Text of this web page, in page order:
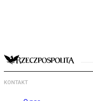
KONTAKT